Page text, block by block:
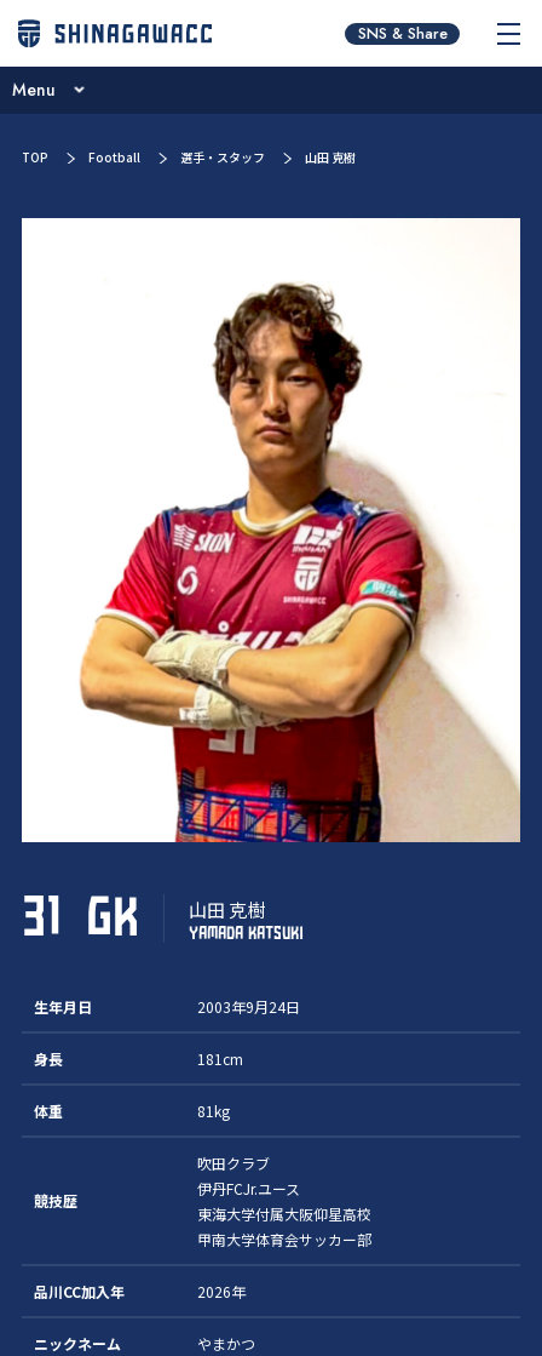
チームコンセプト
ブログ
ニュース
試合日程･結果
選手／スタッフ紹介
SNS & Share
Menu
TOP Football 選手・スタッフ 山田 克樹
31 GK 山田 克樹
YAMADA KATSUKI
生年月日 2003年9月24日
身長 181cm
体重 81kg
競技歴
吹田クラブ
伊丹FCJr.ユース
東海大学付属大阪仰星高校
甲南大学体育会サッカー部
品川CC加入年 2026年
ニックネーム やまかつ